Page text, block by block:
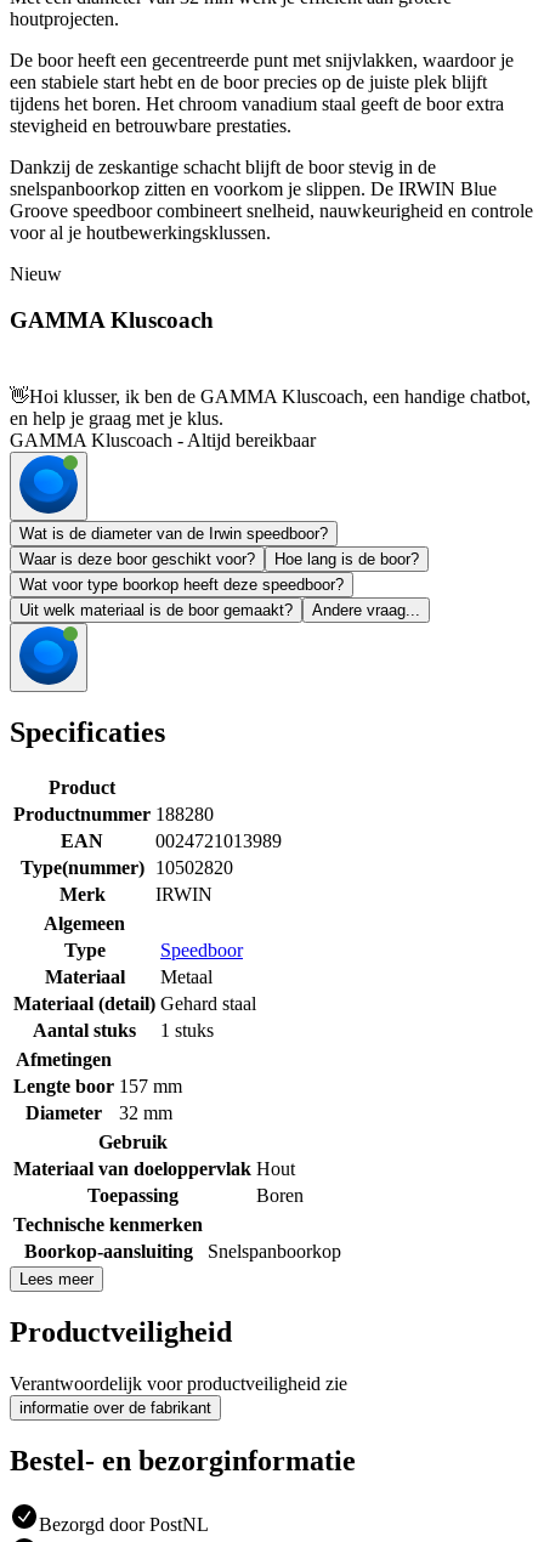
houtprojecten.
De boor heeft een gecentreerde punt met snijvlakken, waardoor je
een stabiele start hebt en de boor precies op de juiste plek blijft
tijdens het boren. Het chroom vanadium staal geeft de boor extra
stevigheid en betrouwbare prestaties.
Dankzij de zeskantige schacht blijft de boor stevig in de
snelspanboorkop zitten en voorkom je slippen. De IRWIN Blue
Groove speedboor combineert snelheid, nauwkeurigheid en controle
voor al je houtbewerkingsklussen.
Nieuw
GAMMA Kluscoach
👋Hoi klusser, ik ben de GAMMA Kluscoach, een handige chatbot,
en help je graag met je klus.
GAMMA Kluscoach - Altijd bereikbaar
Wat is de diameter van de Irwin speedboor?
Waar is deze boor geschikt voor?
Hoe lang is de boor?
Wat voor type boorkop heeft deze speedboor?
Uit welk materiaal is de boor gemaakt?
Andere vraag...
Specificaties
Product
Productnummer 188280
EAN
0024721013989
Type(nummer)
10502820
Merk
IRWIN
Algemeen
Type
Speedboor
Materiaal
Metaal
Materiaal (detail) Gehard staal
Aantal stuks
1 stuks
Afmetingen
Lengte boor 157 mm
Diameter
32 mm
Gebruik
Materiaal van doeloppervlak Hout
Toepassing
Boren
Technische kenmerken
Boorkop-aansluiting
Snelspanboorkop
Lees meer
Productveiligheid
Verantwoordelijk voor productveiligheid zie
informatie over de fabrikant
Bestel- en bezorginformatie
Bezorgd door PostNL